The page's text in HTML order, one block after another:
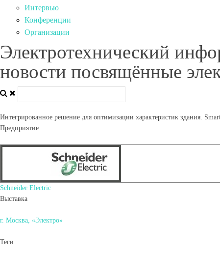
Интервью
Конференции
Организации
Электротехнический
новости посвящённые
Интегрированное решение для оптимизации характеристик здания.
Предприятие
Schneider Electric
Выставка
г. Москва, «Электро»
Теги